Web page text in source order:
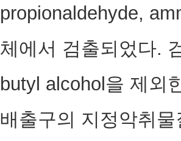
propionaldehyde,
체에서 검출되었다.
butyl alcohol을 제외
배출구의 지정악취